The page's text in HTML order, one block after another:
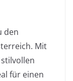
den
Mit
für einen